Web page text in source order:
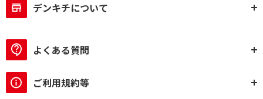
デンキチについて
よくある質問
ご利用規約等